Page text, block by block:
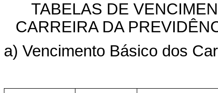
TABELAS DE
CARREIRA DA
a) Vencimento Básico dos